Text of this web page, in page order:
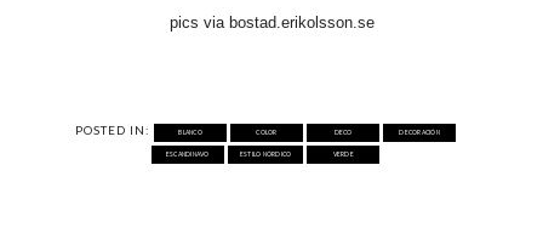
pics via bostad.erikolsson.se
POSTED IN: BLANCO COLOR DECO DECORACIÓN
ESCANDINAVO ESTILO NÓRDICO VERDE